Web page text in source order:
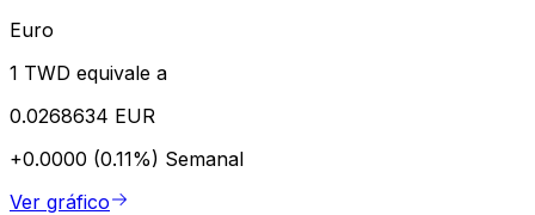
Euro
1 TWD equivale a
0.0268634 EUR
+0.0000 (0.11%) Semanal
Ver gráfico